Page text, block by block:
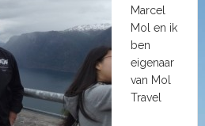
Marcel
Mol en ik
ben
eigenaar
van Mol
Travel